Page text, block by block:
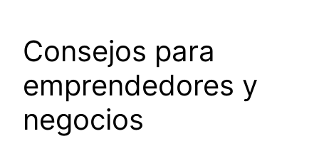
Consejos para
emprendedores y
negocios